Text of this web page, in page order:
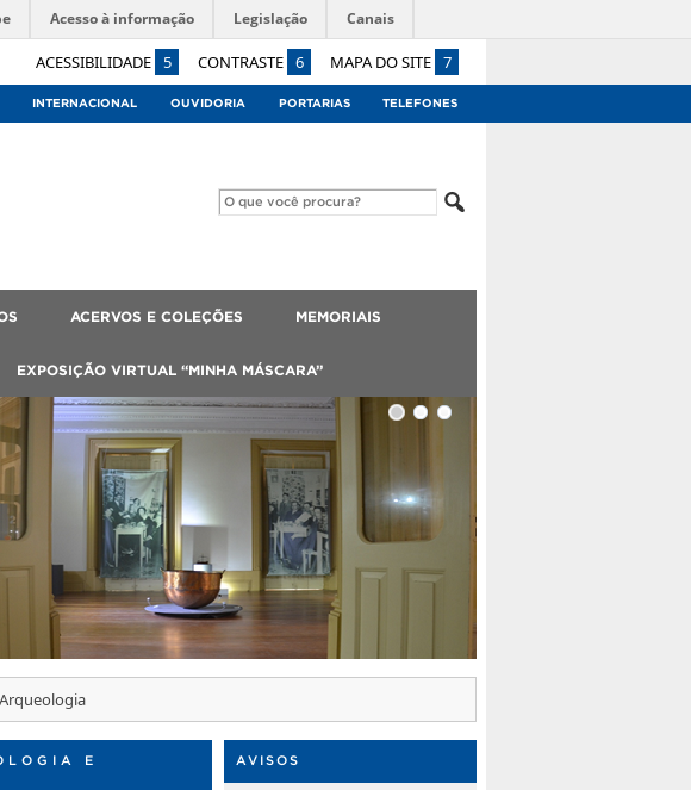
ACESSIBILIDADE 5 CONTRASTE 6 MAPA DO SITE 7
Acesso à informação Legislação Canais
INTERNACIONAL OUVIDORIA PORTARIAS TELEFONES
ACERVOS E COLEÇÕES MEMORIAIS
EXPOSIÇÃO VIRTUAL “MINHA MÁSCARA”
E
AVISOS